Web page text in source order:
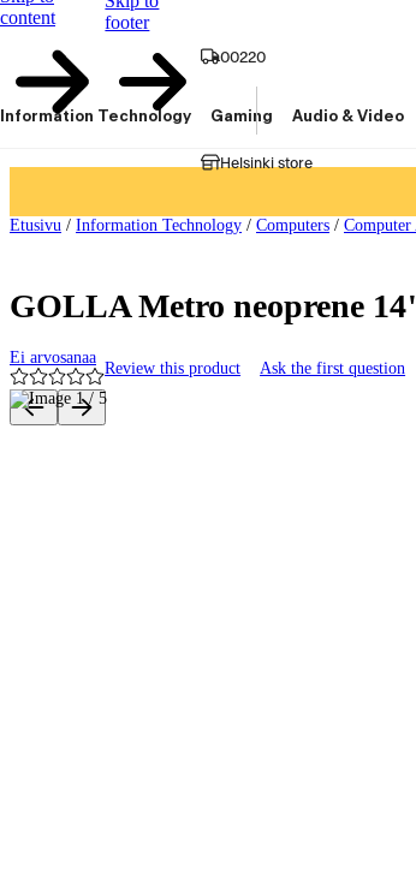
content
footer
00220
Helsinki store
Information Technology Gaming Audio & Video
Etusivu / Information Technology / Computers / Computer
GOLLA Metro neoprene
Ei arvosanaa
Review this product Ask the first question
Product images and videos